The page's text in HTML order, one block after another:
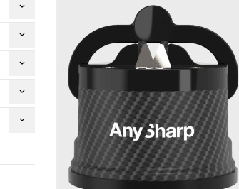
keyboard_arrow_down
keyboard_arrow_down
keyboard_arrow_down
keyboard_arrow_down
keyboard_arrow_down